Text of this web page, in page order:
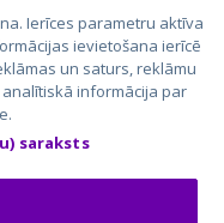
Ierīces parametru aktīva
ievietošana ierīcē
un saturs, reklāmu
informācija par
saraksts